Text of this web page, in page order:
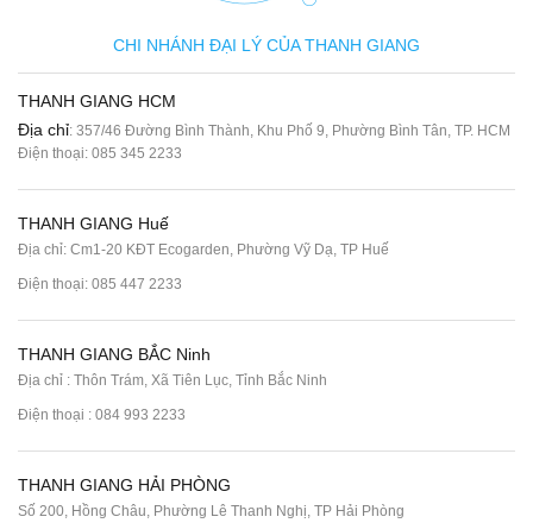
CHI NHÁNH ĐẠI LÝ CỦA THANH GIANG
THANH GIANG HCM
Địa chỉ: 357/46 Đường Bình Thành, Khu Phố 9, Phường Bình Tân, TP. HCM
Điện thoại: 085 345 2233
THANH GIANG Huế
Địa chỉ: Cm1-20 KĐT Ecogarden, Phường Vỹ Dạ, TP Huế
Điện thoại: 085 447 2233
THANH GIANG BẮC Ninh
Địa chỉ : Thôn Trám, Xã Tiên Lục, Tỉnh Bắc Ninh
Điện thoại : 084 993 2233
THANH GIANG HẢI PHÒNG
Số 200, Hồng Châu, Phường Lê Thanh Nghị, TP Hải Phòng